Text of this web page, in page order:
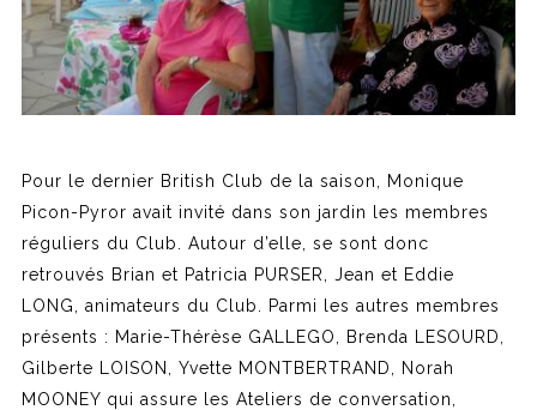
Pour le dernier British Club de la saison, Monique
Picon-Pyror avait invité dans son jardin les membres
réguliers du Club. Autour d’elle, se sont donc
retrouvés Brian et Patricia PURSER, Jean et Eddie
LONG, animateurs du Club. Parmi les autres membres
présents : Marie-Thérèse GALLEGO, Brenda LESOURD,
Gilberte LOISON, Yvette MONTBERTRAND, Norah
MOONEY qui assure les Ateliers de conversation,